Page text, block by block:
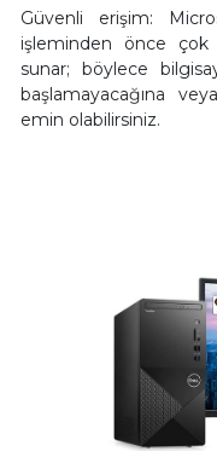
Güvenli erişim:
işleminden önce çok
sunar; böylece
başlamayacağına
emin olabilirsiniz.